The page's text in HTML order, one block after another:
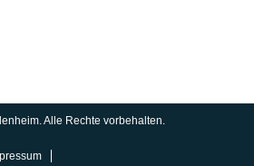
Alle Rechte vorbehalten.